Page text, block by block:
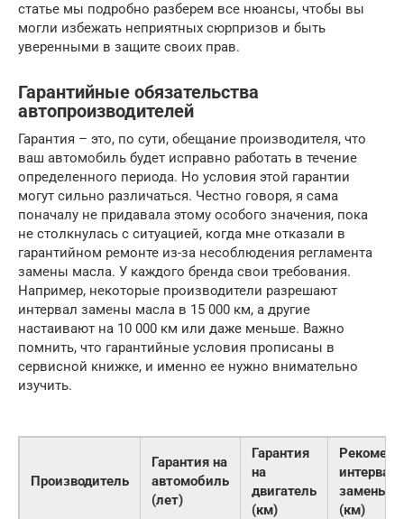
статье мы подробно разберем все нюансы, чтобы вы
могли избежать неприятных сюрпризов и быть
уверенными в защите своих прав.
Гарантийные обязательства
автопроизводителей
Гарантия – это, по сути, обещание производителя, что
ваш автомобиль будет исправно работать в течение
определенного периода. Но условия этой гарантии
могут сильно различаться. Честно говоря, я сама
поначалу не придавала этому особого значения, пока
не столкнулась с ситуацией, когда мне отказали в
гарантийном ремонте из-за несоблюдения регламента
замены масла. У каждого бренда свои требования.
Например, некоторые производители разрешают
интервал замены масла в 15 000 км, а другие
настаивают на 10 000 км или даже меньше. Важно
помнить, что гарантийные условия прописаны в
сервисной книжке, и именно ее нужно внимательно
изучить.
Производитель
Гарантия на
автомобиль
(лет)
Гарантия
на
двигатель
(км)
интервал
замены
(км)